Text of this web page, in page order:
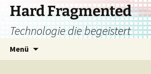
Zum
Inhalt
springen
Hard Fragmented
Technologie die begeistert
Menü